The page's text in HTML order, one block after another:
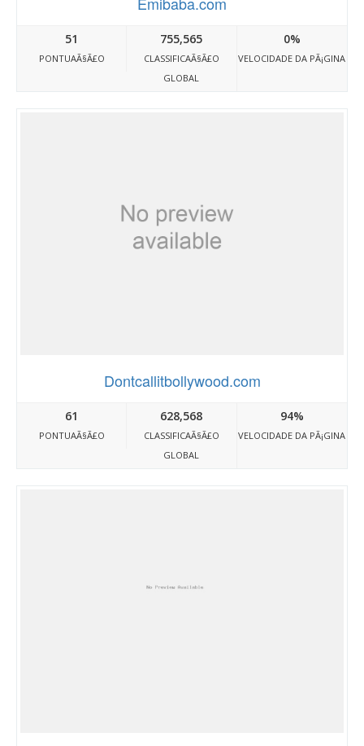
51
PONTUAÃ§Ã£O
755,565
CLASSIFICAÃ§Ã£O
GLOBAL
0%
VELOCIDADE DA PÃ¡GINA
Dontcallitbollywood.com
61
PONTUAÃ§Ã£O
628,568
CLASSIFICAÃ§Ã£O
GLOBAL
94%
VELOCIDADE DA PÃ¡GINA